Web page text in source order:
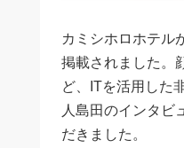
カミシホロホテル
掲載されました。
ど、ITを活用した
人島田のインタビ
だきました。